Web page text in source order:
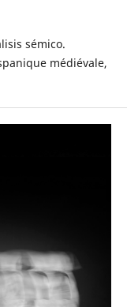
sémico.
médiévale,